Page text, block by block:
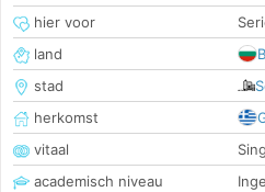
hier voor
land
stad
herkomst
vitaal
academisch niveau